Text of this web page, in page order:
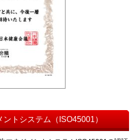
トシステム（ISO45001）